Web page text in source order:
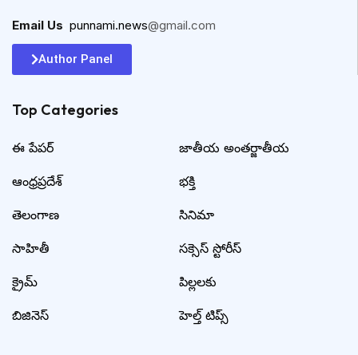
Email Us punnami.news@gmail.com
Author Panel
Top Categories​
ఈ పేపర్
ఆంధ్రప్రదేశ్
తెలంగాణ
సాహితీ
క్రైమ్
బిజినెస్
జాతీయ అంతర్జాతీయ
భక్తి
సినిమా
సక్సెస్ స్టోరీస్
పిల్లలకు
హెల్త్ టిప్స్